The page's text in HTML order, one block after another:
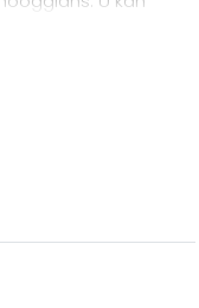
in de
liggend